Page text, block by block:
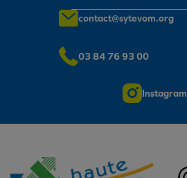
contact@sytevom.org
03 84 76 93 00
Instagram